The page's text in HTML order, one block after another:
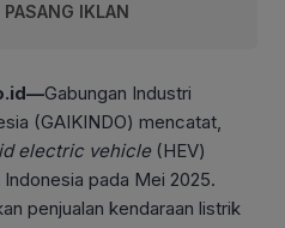
PASANG IKLAN
Gabungan Industri
(GAIKINDO) mencatat,
electric vehicle(HEV)
pada Mei 2025.
penjualan kendaraan listrik